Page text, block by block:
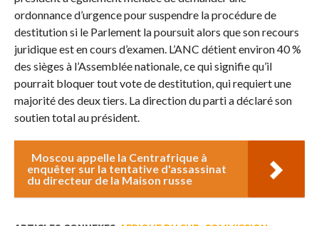
ordonnance d’urgence pour suspendre la procédure de
destitution si le Parlement la poursuit alors que son recours
juridique est en cours d’examen. L’ANC détient environ 40 %
des sièges à l’Assemblée nationale, ce qui signifie qu’il
pourrait bloquer tout vote de destitution, qui requiert une
majorité des deux tiers. La direction du parti a déclaré son
soutien total au président.
Moscou appelle la Centrafrique à
enquêter sur la tentative d'assassinat
du directeur de la Maison russe